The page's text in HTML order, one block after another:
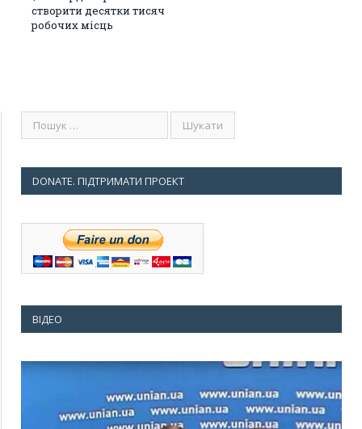
створити десятки тисяч
робочих місць
DONATE. ПІДТРИМАТИ ПРОЕКТ
ВІДЕО